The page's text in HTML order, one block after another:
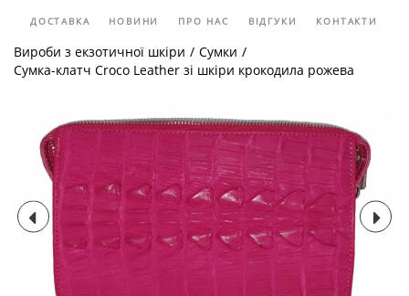
ДОСТАВКА НОВИНИ ПРО НАС ВІДГУКИ КОНТАКТИ
Вироби з екзотичної шкіри / Сумки /
Сумка-клатч Croco Leather зі шкіри крокодила рожева